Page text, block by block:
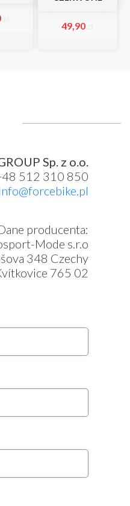
49,90
Sp. z o.o.
512 310 850
producenta:
Mode s.r.o
348 Czechy
765 02